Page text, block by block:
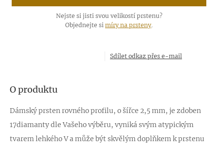
Nejste si jisti svou velikostí prstenu?
Objednejte si míry na prsteny.
Sdílet odkaz přes e-mail
O produktu
Dámský prsten rovného profilu, o šířce 2,5 mm, je zdoben
17diamanty dle Vašeho výběru, vyniká svým atypickým
tvarem lehkého V a může být skvělým doplňkem k prstenu